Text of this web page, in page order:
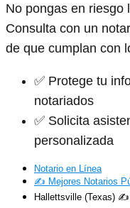
No pongas en riesgo
Consulta con un
de que cumplan con
✅ Protege tu
notariados
✅ Solicita
personalizada
Notario en Línea
✍️ Mejores Notarios
Hallettsville (Texas) ✍️